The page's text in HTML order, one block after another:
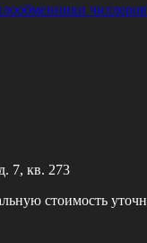
чиллеров
7, кв. 273
стоимость